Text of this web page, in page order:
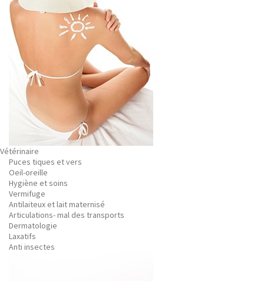
Vétérinaire
Puces tiques et vers
Oeil-oreille
Hygiène et soins
Vermifuge
Antilaiteux et lait maternisé
Articulations- mal des transports
Dermatologie
Laxatifs
Anti insectes